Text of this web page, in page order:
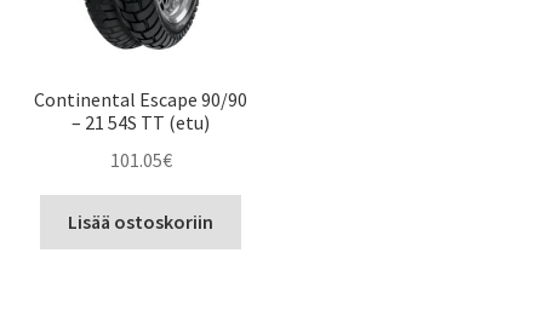
Continental Escape 90/90
– 21 54S TT (etu)
101.05€
Lisää ostoskoriin